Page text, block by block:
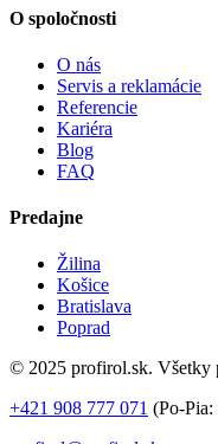
O spoločnosti
O nás
Servis a reklamácie
Referencie
Kariéra
Blog
FAQ
Predajne
Žilina
Košice
Bratislava
Poprad
© 2025 profirol.sk. Všetky
+421 908 777 071 (Po-